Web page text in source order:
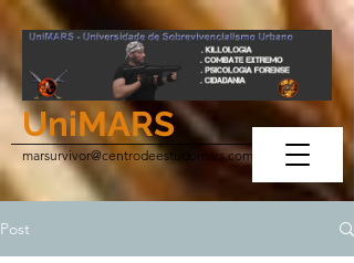
UniMARS
marsurvivor@centrodeestudomars.com
Post